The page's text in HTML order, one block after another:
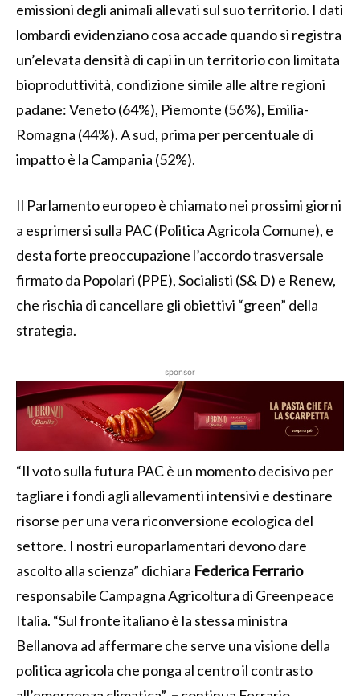
emissioni degli animali allevati sul suo territorio. I dati
lombardi evidenziano cosa accade quando si registra
un’elevata densità di capi in un territorio con limitata
bioproduttività, condizione simile alle altre regioni
padane: Veneto (64%), Piemonte (56%), Emilia-
Romagna (44%). A sud, prima per percentuale di
impatto è la Campania (52%).
Il Parlamento europeo è chiamato nei prossimi giorni
a esprimersi sulla PAC (Politica Agricola Comune), e
desta forte preoccupazione l’accordo trasversale
firmato da Popolari (PPE), Socialisti (S& D) e Renew,
che rischia di cancellare gli obiettivi “green” della
strategia.
sponsor
“Il voto sulla futura PAC è un momento decisivo per
tagliare i fondi agli allevamenti intensivi e destinare
risorse per una vera riconversione ecologica del
settore. I nostri europarlamentari devono dare
ascolto alla scienza” dichiara Federica Ferrario
responsabile Campagna Agricoltura di Greenpeace
Italia. “Sul fronte italiano è la stessa ministra
Bellanova ad affermare che serve una visione della
politica agricola che ponga al centro il contrasto